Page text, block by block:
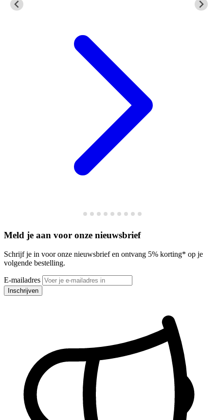
Meld je aan voor onze nieuwsbrief
Schrijf je in voor onze nieuwsbrief en ontvang 5% korting* op je
volgende bestelling.
E-mailadres
Inschrijven